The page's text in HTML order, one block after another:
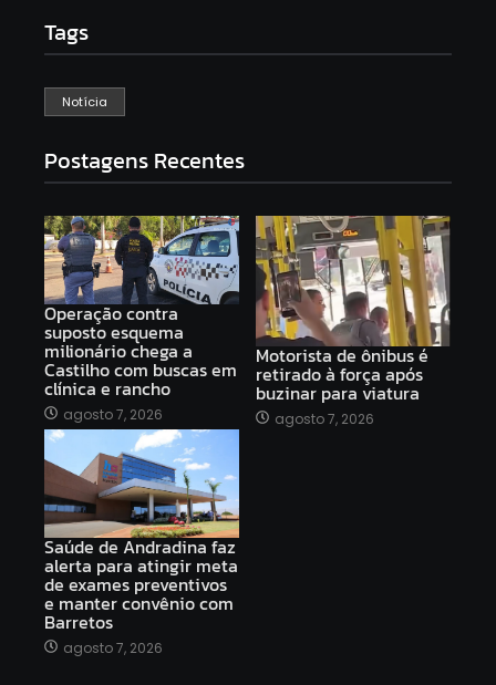
Tags
Notícia
Postagens Recentes
Operação contra
suposto esquema
milionário chega a
Castilho com buscas em
clínica e rancho
agosto 7, 2026
Motorista de ônibus é
retirado à força após
buzinar para viatura
agosto 7, 2026
Saúde de Andradina faz
alerta para atingir meta
de exames preventivos
e manter convênio com
Barretos
agosto 7, 2026